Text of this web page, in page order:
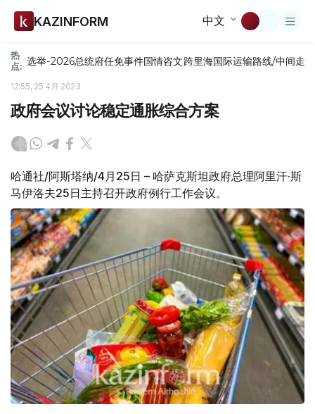
KAZINFORM 中文
热
点: 选举-2026总统府任免事件国情咨文跨里海国际运输路线/中间走廊
12:55, 25 4月 2023
政府会议讨论稳定通胀综合方案
哈通社/阿斯塔纳/4月25日 – 哈萨克斯坦政府总理阿里汗·斯
马伊洛夫25日主持召开政府例行工作会议。